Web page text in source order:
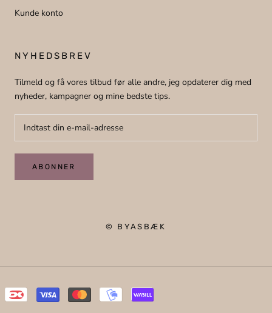
Kunde konto
NYHEDSBREV
Tilmeld og få vores tilbud før alle andre, jeg opdaterer dig med
nyheder, kampagner og mine bedste tips.
ABONNER
© BYASBÆK